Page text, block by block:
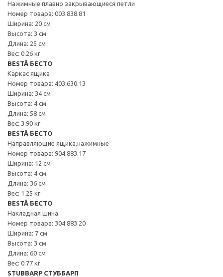
Нажимные плавно закрывающиеся петли
Номер товара: 003.838.81
Ширина: 20 см
Высота: 3 см
Длина: 25 см
Вес: 0.26 кг
BESTÅ БЕСТО
Каркас ящика
Номер товара: 403.630.13
Ширина: 34 см
Высота: 4 см
Длина: 58 см
Вес: 3.90 кг
BESTÅ БЕСТО
Направляющие ящика,нажимные
Номер товара: 904.883.17
Ширина: 12 см
Высота: 4 см
Длина: 36 см
Вес: 1.25 кг
BESTÅ БЕСТО
Накладная шина
Номер товара: 304.883.20
Ширина: 7 см
Высота: 3 см
Длина: 60 см
Вес: 0.77 кг
STUBBARP СТУББАРП